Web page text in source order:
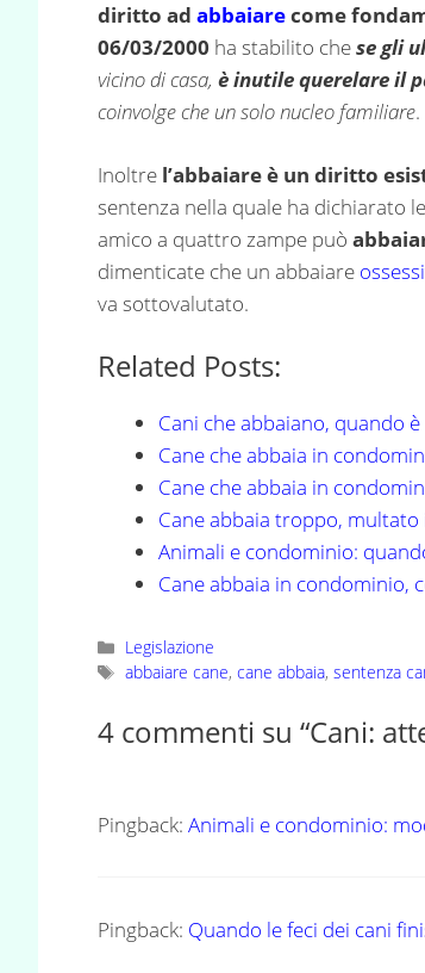
diritto ad abbaiarecome
06/03/2000 ha stabilito chese gli
vicino di casa, è inutile querelare il
coinvolge che un solo nucleo familiare.
Inoltre l’abbaiare è un diritto
sentenza nella quale ha dichiarato
amico a quattro zampe può
dimenticate che un abbaiare
va sottovalutato.
Related Posts:
Cani che abbaiano, quando
Cane che abbaia in
Cane che abbaia in
Cane abbaia troppo,
Animali e condominio:
Cane abbaia in condominio,
Categorie
Legislazione
Tag
abbaiare cane,cane abbaia,sentenza
4 commenti su “Cani:
Pingback: Animali e condominio:
Pingback: Quando le feci dei cani